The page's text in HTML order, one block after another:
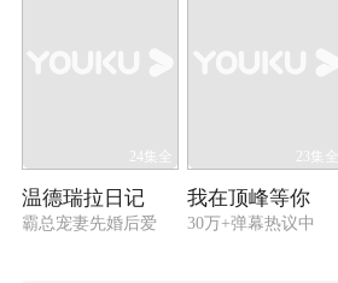
24集全
温德瑞拉日记
霸总宠妻先婚后爱
23集全
我在顶峰等你
30万+弹幕热议中